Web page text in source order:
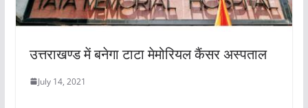
उत्तराखण्ड में बनेगा टाटा मेमोरियल कैंसर अस्पताल
July 14, 2021